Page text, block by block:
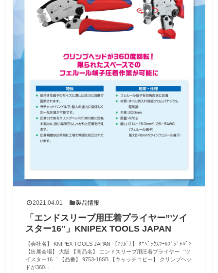
2021.04.01 製品情報
「エンドスリーブ用圧着プライヤー”ツイ
スター16″」KNIPEX TOOLS JAPAN
【会社名】 KNIPEX TOOLS JAPAN 【ﾌﾘｶﾞﾅ】 ｸﾆﾍﾟｯｸｽﾂｰﾙｽﾞｼﾞｬﾊﾟﾝ
【出展会場】 大阪 【商品名】 エンドスリーブ用圧着プライヤー゛ツ
イスター16゛ 【品番】 9753-18SB 【キャッチコピー】 クリンプヘッ
ドが360...